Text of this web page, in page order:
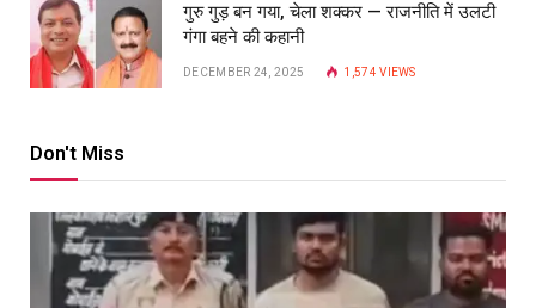
गुरु गुड़ बन गया, चेला शक्कर — राजनीति में उलटी
गंगा बहने की कहानी
DECEMBER 24, 2025 1,574VIEWS
Don't Miss